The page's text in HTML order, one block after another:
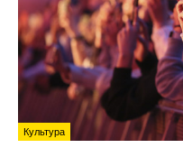
Культура